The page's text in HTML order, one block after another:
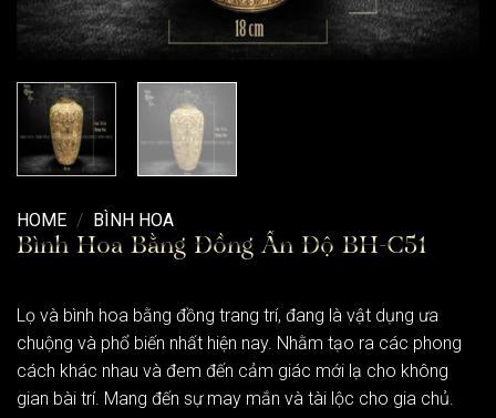
HOME / BÌNH HOA
Bình Hoa Bằng Đồng Ấn Độ BH-C51
Lọ và bình hoa bằng đồng trang trí, đang là vật dụng ưa
chuộng và phổ biến nhất hiện nay. Nhằm tạo ra các phong
cách khác nhau và đem đến cảm giác mới lạ cho không
gian bài trí. Mang đến sự may mắn và tài lộc cho gia chủ.